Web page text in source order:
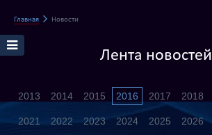
Главная Новости
Лента новостей
2013 2014 2015 2016 2017 2018
2021 2022 2023 2024 2025 2026